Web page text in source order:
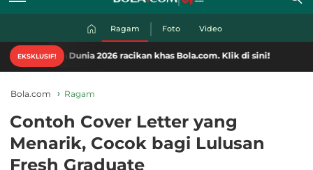
Ragam Foto Video
EKSKLUSIF!
2026 racikan khas Bola.com. Klik di sini!
Bola.com Ragam
Contoh Cover Letter yang
Menarik, Cocok bagi Lulusan
Fresh Graduate